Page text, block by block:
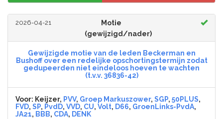
2026-04-21
Motie
(gewijzigd/nader)
Gewijzigde motie van de leden Beckerman en
Bushoff over een redelijke opschortingstermijn zodat
gedupeerden niet eindeloos hoeven te wachten
(t.v.v. 36836-42)
Voor: Keijzer, PVV, Groep Markuszower, SGP, 50PLUS,
FVD, SP, PvdD, VVD, CU, Volt, D66, GroenLinks-PvdA,
JA21, BBB, CDA, DENK